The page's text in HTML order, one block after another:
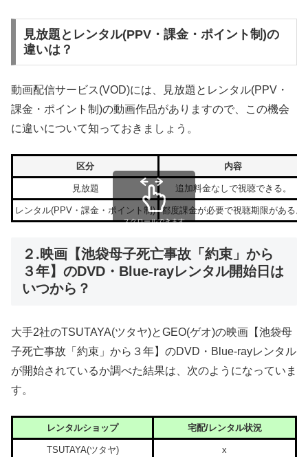
見放題とレンタル(PPV・課金・ポイント制)の
違いは？
動画配信サービス(VOD)には、見放題とレンタル(PPV・
課金・ポイント制)の動画作品がありますので、この機会
に違いについて知っておきましょう。
区分 内容
見放題 追加料金なしで視聴できる。
レンタル(PPV・課金・ポイント制) 都度課金が必要で視聴期限がある。
スクロールできます
２.映画【池袋母子死亡事故「約束」から
３年】のDVD・Blue-rayレンタル開始日は
いつから？
大手2社のTSUTAYA(ツタヤ)とGEO(ゲオ)の映画【池袋母
子死亡事故「約束」から３年】のDVD・Blue-rayレンタル
が開始されているか調べた結果は、次のようになっていま
す。
レンタルショップ 宅配/レンタル状況
TSUTAYA(ツタヤ) x